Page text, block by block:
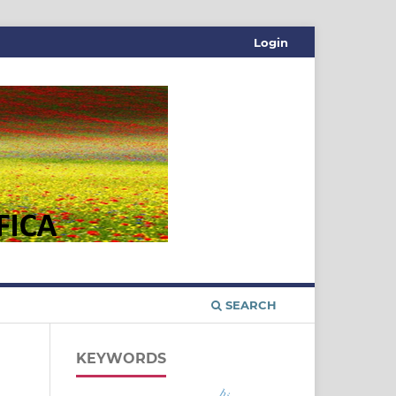
SEARCH
Login
KEYWORDS